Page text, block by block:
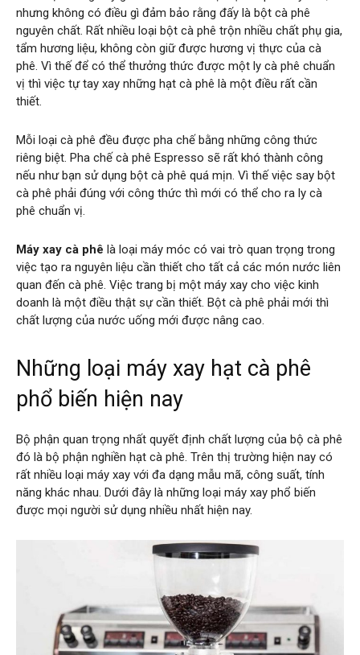
nhưng không có điều gì đảm bảo rằng đấy là bột cà phê
nguyên chất. Rất nhiều loại bột cà phê trộn nhiều chất phụ gia,
tẩm hương liệu, không còn giữ được hương vị thực của cà
phê. Vì thế để có thể thưởng thức được một ly cà phê chuẩn
vị thì việc tự tay xay những hạt cà phê là một điều rất cần
thiết.
Mỗi loại cà phê đều được pha chế bằng những công thức
riêng biệt. Pha chế cà phê Espresso sẽ rất khó thành công
nếu như bạn sử dụng bột cà phê quá mịn. Vì thế việc say bột
cà phê phải đúng với công thức thì mới có thể cho ra ly cà
phê chuẩn vị.
Máy xay cà phê là loại máy móc có vai trò quan trọng trong
việc tạo ra nguyên liệu cần thiết cho tất cả các món nước liên
quan đến cà phê. Việc trang bị một máy xay cho việc kinh
doanh là một điều thật sự cần thiết. Bột cà phê phải mới thì
chất lượng của nước uống mới được nâng cao.
Những loại máy xay hạt cà phê
phổ biến hiện nay
Bộ phận quan trọng nhất quyết định chất lượng của bộ cà phê
đó là bộ phận nghiền hạt cà phê. Trên thị trường hiện nay có
rất nhiều loại máy xay với đa dạng mẫu mã, công suất, tính
năng khác nhau. Dưới đây là những loại máy xay phổ biến
được mọi người sử dụng nhiều nhất hiện nay.